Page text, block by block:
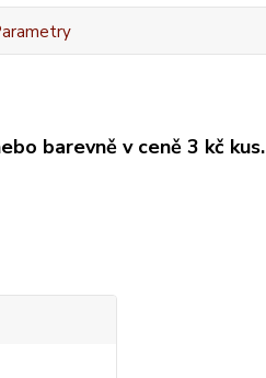
barevně v ceně 3 kč kus.